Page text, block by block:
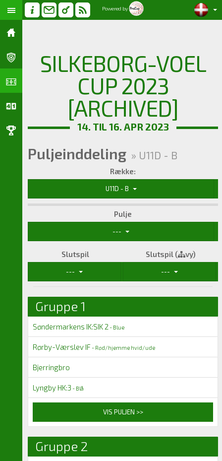
Powered by
SILKEBORG-VOEL
CUP 2023
[ARCHIVED]
14. TIL 16. APR 2023
Puljeinddeling » U11D - B
Række:
U11D - B
Pulje
---
Slutspil Slutspil ( vy)
--- ---
Gruppe 1
Søndermarkens IK:SIK 2 - Blue
Rørby-Værslev IF - Rød/hjemme hvid/ude
Bjerringbro
Lyngby HK:3 - Blå
VIS PULJEN >>
Gruppe 2